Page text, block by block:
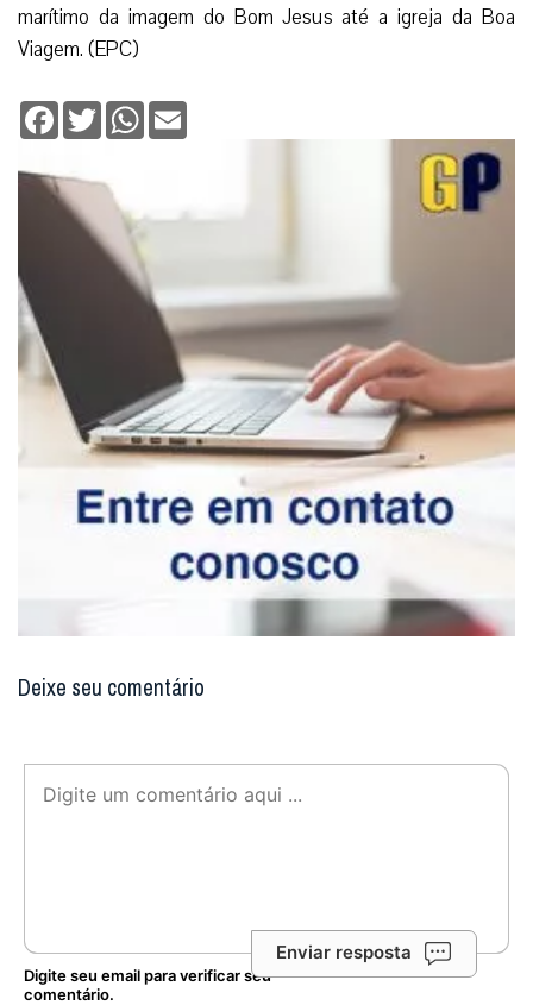
marítimo da imagem do Bom Jesus até a igreja da Boa
Viagem. (EPC)
Facebook
TwitterWhatsApp
Deixe seu comentário
Enviar resposta
Digite seu email para verificar seu
comentário.